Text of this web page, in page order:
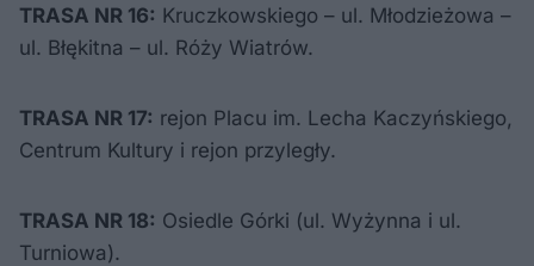
TRASA NR 16: Kruczkowskiego – ul. Młodzieżowa –
ul. Błękitna – ul. Róży Wiatrów.
TRASA NR 17: rejon Placu im. Lecha Kaczyńskiego,
Centrum Kultury i rejon przyległy.
TRASA NR 18: Osiedle Górki (ul. Wyżynna i ul.
Turniowa).